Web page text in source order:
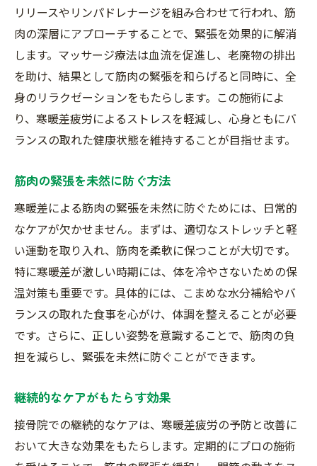
リリースやリンパドレナージを組み合わせて行われ、筋
肉の深層にアプローチすることで、緊張を効果的に解消
します。マッサージ療法は血流を促進し、老廃物の排出
を助け、結果として筋肉の緊張を和らげると同時に、全
身のリラクゼーションをもたらします。この施術によ
り、寒暖差疲労によるストレスを軽減し、心身ともにバ
ランスの取れた健康状態を維持することが目指せます。
筋肉の緊張を未然に防ぐ方法
寒暖差による筋肉の緊張を未然に防ぐためには、日常的
なケアが欠かせません。まずは、適切なストレッチと軽
い運動を取り入れ、筋肉を柔軟に保つことが大切です。
特に寒暖差が激しい時期には、体を冷やさないための保
温対策も重要です。具体的には、こまめな水分補給やバ
ランスの取れた食事を心がけ、体調を整えることが必要
です。さらに、正しい姿勢を意識することで、筋肉の負
担を減らし、緊張を未然に防ぐことができます。
継続的なケアがもたらす効果
接骨院での継続的なケアは、寒暖差疲労の予防と改善に
おいて大きな効果をもたらします。定期的にプロの施術